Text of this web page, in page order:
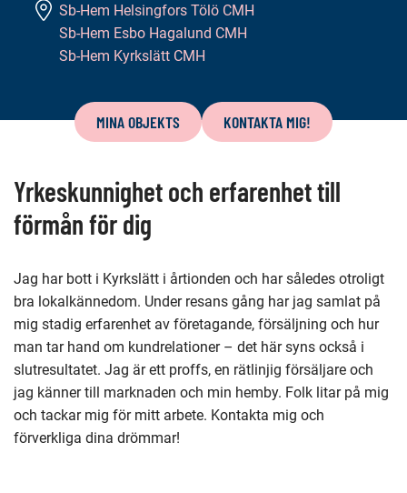
postadress:
Sb-Hem Helsingfors Tölö CMH
Sb-Hem Esbo Hagalund CMH
Sb-Hem Kyrkslätt CMH
på
sida
MINA OBJEKTS KONTAKTA MIG!
Yrkeskunnighet och erfarenhet till
förmån för dig
Jag har bott i Kyrkslätt i årtionden och har således otroligt
bra lokalkännedom. Under resans gång har jag samlat på
mig stadig erfarenhet av företagande, försäljning och hur
man tar hand om kundrelationer – det här syns också i
slutresultatet. Jag är ett proffs, en rätlinjig försäljare och
jag känner till marknaden och min hemby. Folk litar på mig
och tackar mig för mitt arbete. Kontakta mig och
förverkliga dina drömmar!